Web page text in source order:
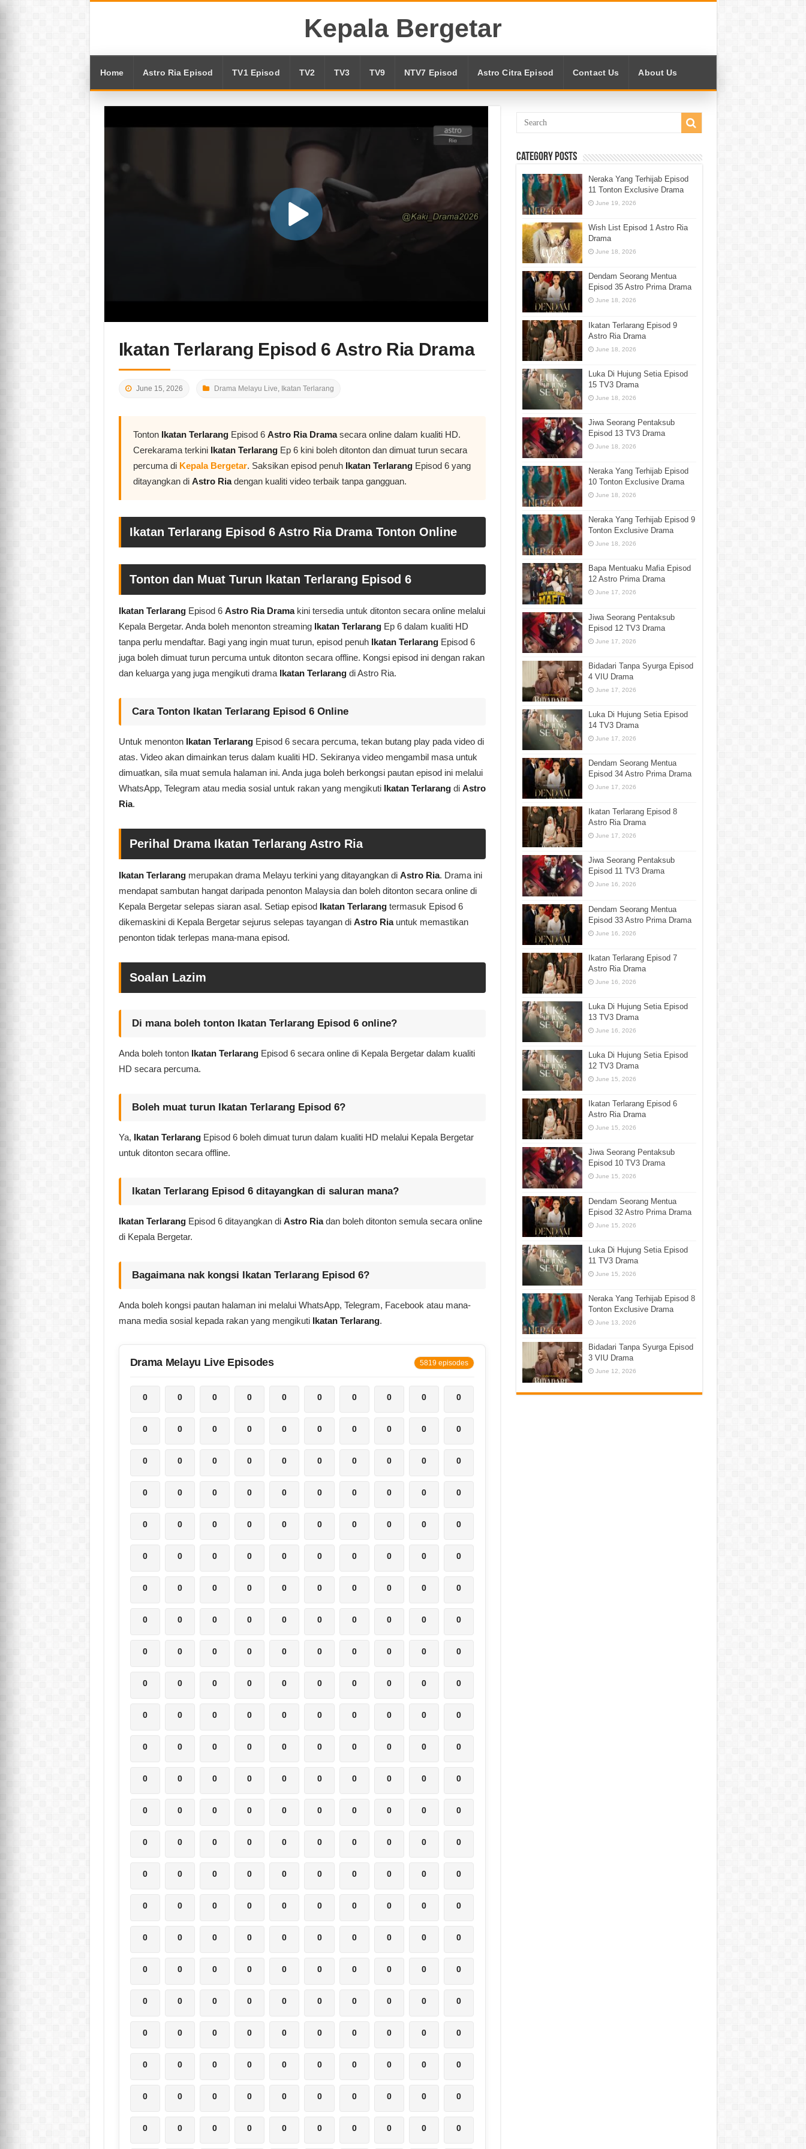
Kepala Bergetar
Home Astro Ria Episod TV1 Episod TV2 TV3 TV9 NTV7 Episod Astro Citra Episod Contact Us About Us
Ikatan Terlarang Episod 6 Astro Ria Drama
June 15, 2026 Drama Melayu Live, Ikatan Terlarang
Tonton Ikatan TerlarangEpisod 6 Astro Ria Dramasecara online dalam kualiti HD.
Cerekarama terkini Ikatan TerlarangEp 6 kini boleh ditonton dan dimuat turun secara
percuma di Kepala Bergetar. Saksikan episod penuh Ikatan TerlarangEpisod 6 yang
ditayangkan di Astro Riadengan kualiti video terbaik tanpa gangguan.
Ikatan Terlarang Episod 6 Astro Ria Drama Tonton Online
Tonton dan Muat Turun Ikatan Terlarang Episod 6
Ikatan TerlarangEpisod 6 Astro Ria Dramakini tersedia untuk ditonton secara online melalui
Kepala Bergetar. Anda boleh menonton streaming Ikatan TerlarangEp 6 dalam kualiti HD
tanpa perlu mendaftar. Bagi yang ingin muat turun, episod penuh Ikatan TerlarangEpisod 6
juga boleh dimuat turun percuma untuk ditonton secara offline. Kongsi episod ini dengan rakan
dan keluarga yang juga mengikuti drama Ikatan Terlarangdi Astro Ria.
Cara Tonton Ikatan Terlarang Episod 6 Online
Untuk menonton Ikatan TerlarangEpisod 6 secara percuma, tekan butang play pada video di
atas. Video akan dimainkan terus dalam kualiti HD. Sekiranya video mengambil masa untuk
dimuatkan, sila muat semula halaman ini. Anda juga boleh berkongsi pautan episod ini melalui
WhatsApp, Telegram atau media sosial untuk rakan yang mengikuti Ikatan Terlarangdi Astro
Ria.
Perihal Drama Ikatan Terlarang Astro Ria
Ikatan Terlarangmerupakan drama Melayu terkini yang ditayangkan di Astro Ria. Drama ini
mendapat sambutan hangat daripada penonton Malaysia dan boleh ditonton secara online di
Kepala Bergetar selepas siaran asal. Setiap episod Ikatan Terlarangtermasuk Episod 6
dikemaskini di Kepala Bergetar sejurus selepas tayangan di Astro Riauntuk memastikan
penonton tidak terlepas mana-mana episod.
Soalan Lazim
Di mana boleh tonton Ikatan Terlarang Episod 6 online?
Anda boleh tonton Ikatan TerlarangEpisod 6 secara online di Kepala Bergetar dalam kualiti
HD secara percuma.
Boleh muat turun Ikatan Terlarang Episod 6?
Ya, Ikatan TerlarangEpisod 6 boleh dimuat turun dalam kualiti HD melalui Kepala Bergetar
untuk ditonton secara offline.
Ikatan Terlarang Episod 6 ditayangkan di saluran mana?
Ikatan TerlarangEpisod 6 ditayangkan di Astro Riadan boleh ditonton semula secara online
di Kepala Bergetar.
Bagaimana nak kongsi Ikatan Terlarang Episod 6?
Anda boleh kongsi pautan halaman ini melalui WhatsApp, Telegram, Facebook atau mana-
mana media sosial kepada rakan yang mengikuti Ikatan Terlarang.
Drama Melayu Live Episodes 5819 episodes
0 0 0 0 0 0 0 0 0 0
0 0 0 0 0 0 0 0 0 0
0 0 0 0 0 0 0 0 0 0
0 0 0 0 0 0 0 0 0 0
0 0 0 0 0 0 0 0 0 0
0 0 0 0 0 0 0 0 0 0
0 0 0 0 0 0 0 0 0 0
0 0 0 0 0 0 0 0 0 0
0 0 0 0 0 0 0 0 0 0
0 0 0 0 0 0 0 0 0 0
0 0 0 0 0 0 0 0 0 0
0 0 0 0 0 0 0 0 0 0
0 0 0 0 0 0 0 0 0 0
0 0 0 0 0 0 0 0 0 0
0 0 0 0 0 0 0 0 0 0
0 0 0 0 0 0 0 0 0 0
0 0 0 0 0 0 0 0 0 0
0 0 0 0 0 0 0 0 0 0
0 0 0 0 0 0 0 0 0 0
0 0 0 0 0 0 0 0 0 0
0 0 0 0 0 0 0 0 0 0
0 0 0 0 0 0 0 0 0 0
0 0 0 0 0 0 0 0 0 0
0 0 0 0 0 0 0 0 0 0
Category Posts
Neraka Yang Terhijab Episod
11 Tonton Exclusive Drama
June 19, 2026
Wish List Episod 1 Astro Ria
Drama
June 18, 2026
Dendam Seorang Mentua
Episod 35 Astro Prima Drama
June 18, 2026
Ikatan Terlarang Episod 9
Astro Ria Drama
June 18, 2026
Luka Di Hujung Setia Episod
15 TV3 Drama
June 18, 2026
Jiwa Seorang Pentaksub
Episod 13 TV3 Drama
June 18, 2026
Neraka Yang Terhijab Episod
10 Tonton Exclusive Drama
June 18, 2026
Neraka Yang Terhijab Episod 9
Tonton Exclusive Drama
June 18, 2026
Bapa Mentuaku Mafia Episod
12 Astro Prima Drama
June 17, 2026
Jiwa Seorang Pentaksub
Episod 12 TV3 Drama
June 17, 2026
Bidadari Tanpa Syurga Episod
4 VIU Drama
June 17, 2026
Luka Di Hujung Setia Episod
14 TV3 Drama
June 17, 2026
Dendam Seorang Mentua
Episod 34 Astro Prima Drama
June 17, 2026
Ikatan Terlarang Episod 8
Astro Ria Drama
June 17, 2026
Jiwa Seorang Pentaksub
Episod 11 TV3 Drama
June 16, 2026
Dendam Seorang Mentua
Episod 33 Astro Prima Drama
June 16, 2026
Ikatan Terlarang Episod 7
Astro Ria Drama
June 16, 2026
Luka Di Hujung Setia Episod
13 TV3 Drama
June 16, 2026
Luka Di Hujung Setia Episod
12 TV3 Drama
June 15, 2026
Ikatan Terlarang Episod 6
Astro Ria Drama
June 15, 2026
Jiwa Seorang Pentaksub
Episod 10 TV3 Drama
June 15, 2026
Dendam Seorang Mentua
Episod 32 Astro Prima Drama
June 15, 2026
Luka Di Hujung Setia Episod
11 TV3 Drama
June 15, 2026
Neraka Yang Terhijab Episod 8
Tonton Exclusive Drama
June 13, 2026
Bidadari Tanpa Syurga Episod
3 VIU Drama
June 12, 2026